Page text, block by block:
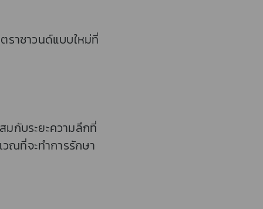
ราซาวนด์แบบใหม่ที่
มกับระยะความลึกที่
ณที่จะทำการรักษา